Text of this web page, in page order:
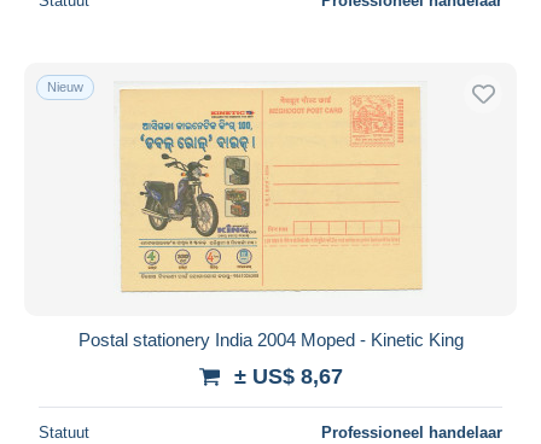
Nieuw
Postal stationery India 2004 Moped - Kinetic King
± US$ 8,67
Statuut Professioneel handelaar